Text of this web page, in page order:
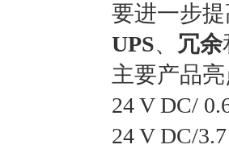
要进一步
UPS、 冗余
主要产品
24 V DC/
24 V DC/